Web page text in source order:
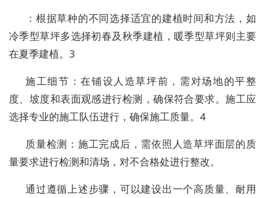
：根据草种的不同选择适宜的建植时间和方法，如
冷季型草坪多选择初春及秋季建植，暖季型草坪则主要
在夏季建植。3
施工细节：在铺设人造草坪前，需对场地的平整
度、坡度和表面观感进行检测，确保符合要求。施工应
选择专业的施工队伍进行，确保施工质量。4
质量检测：施工完成后，需依照人造草坪面层的质
量要求进行检测和清场，对不合格处进行整改。
通过遵循上述步骤，可以建设出一个高质量、耐用